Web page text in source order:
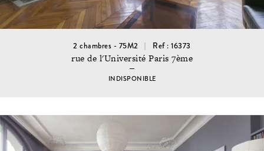
2 chambres - 75M2 Ref : 16373
rue de l'Université Paris 7ème
INDISPONIBLE